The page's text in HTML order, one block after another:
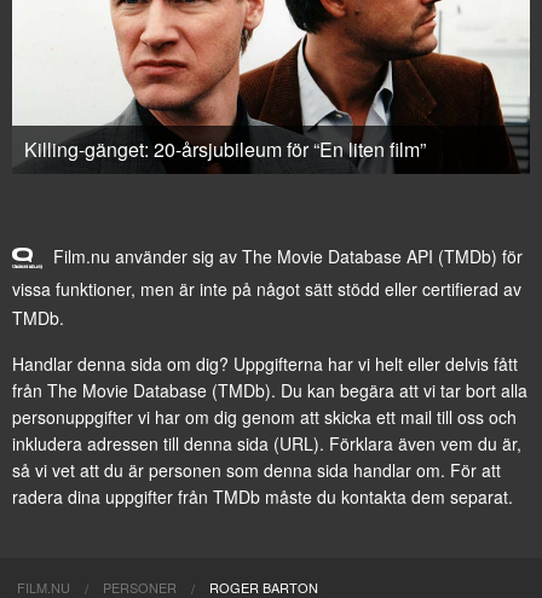
Killing-gänget: 20-årsjubileum för “En liten film”
Film.nu använder sig av The Movie Database API (TMDb) för
vissa funktioner, men är inte på något sätt stödd eller certifierad av
TMDb.
Handlar denna sida om dig? Uppgifterna har vi helt eller delvis fått
från The Movie Database (TMDb). Du kan begära att vi tar bort alla
personuppgifter vi har om dig genom att skicka ett mail till oss och
inkludera adressen till denna sida (URL). Förklara även vem du är,
så vi vet att du är personen som denna sida handlar om. För att
radera dina uppgifter från TMDb måste du kontakta dem separat.
FILM.NU PERSONER ROGER BARTON